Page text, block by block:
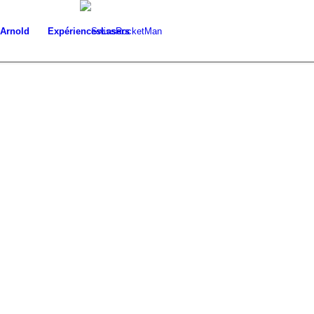
ExpériencesLasers